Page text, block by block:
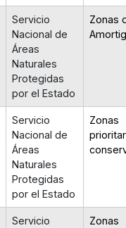
Servicio
Nacional de
Áreas
Naturales
Protegidas
por el Estado
Zonas
Servicio
Nacional de
Áreas
Naturales
Protegidas
por el Estado
Zonas
Servicio
Zonas